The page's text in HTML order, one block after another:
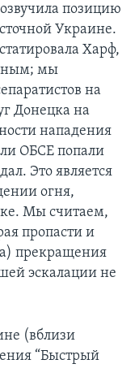
позицию
Украине.
Харф,
мы
на
Донецка на
нападения
ОБСЕ попали
Это является
огня,
Мы считаем,
пропасти и
прекращения
эскалации не
(вблизи
“Быстрый